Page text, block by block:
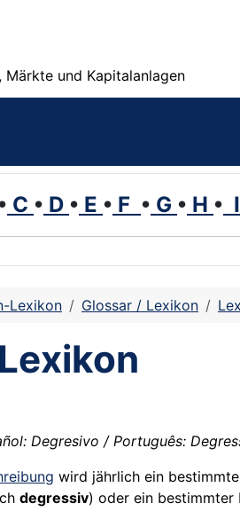
Märkte und Kapitalanlagen
C • D • E • F • G • H • I
Lexikon Glossar / Lexikon
Degresivo / Português:
wird jährlich ein
degressiv) oder ein bestimmter